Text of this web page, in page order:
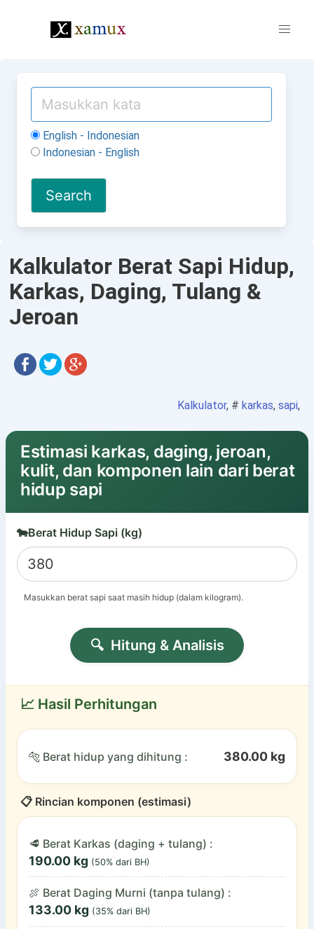
English - Indonesian
Indonesian - English
Kalkulator Berat Sapi Hidup,
Karkas, Daging, Tulang &
Jeroan
Kalkulator, # karkas, sapi,
Estimasi karkas, daging, jeroan,
kulit, dan komponen lain dari berat
hidup sapi
🐄Berat Hidup Sapi (kg)
Masukkan berat sapi saat masih hidup (dalam kilogram).
🔍︎Hitung & Analisis
📈 Hasil Perhitungan
🐅 Berat hidup yang dihitung : 380.00 kg
📋 Rincian komponen (estimasi)
🥩 Berat Karkas (daging + tulang) :
190.00 kg (50% dari BH)
🍖 Berat Daging Murni (tanpa tulang) :
133.00 kg (35% dari BH)